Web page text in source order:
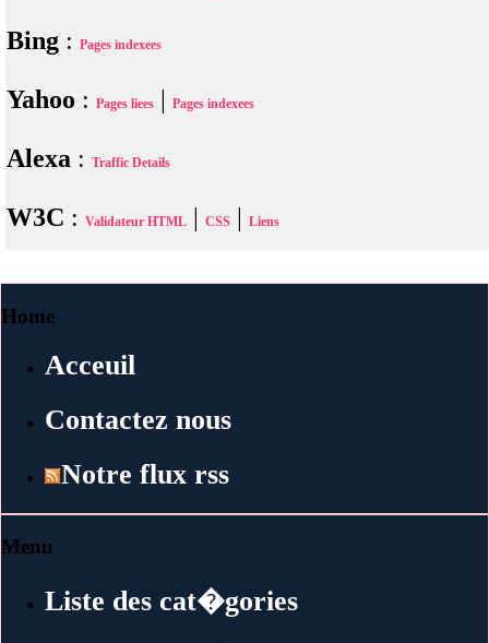
Bing : Pages indexees
Yahoo : Pages liees Pages indexees
Alexa : Traffic Details
W3C : Validateur HTML CSS Liens
Home
Acceuil
Contactez nous
Notre flux rss
Menu
Liste des cat�gories